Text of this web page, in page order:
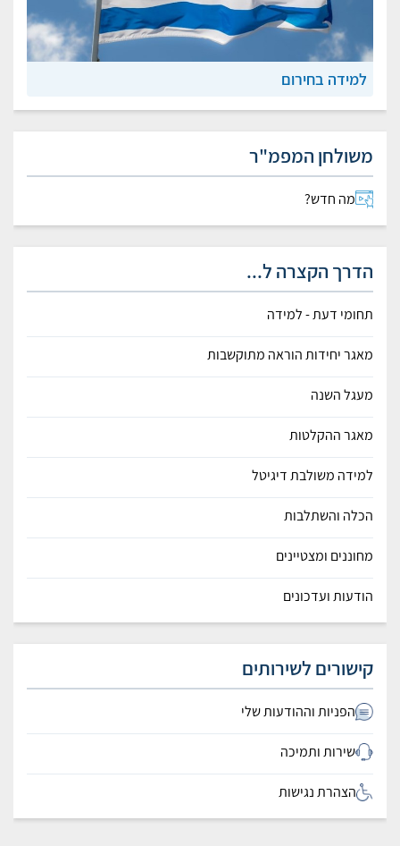
למידה בחירום
משולחן המפמ"ר
מה חדש?
הדרך הקצרה ל...
תחומי דעת - למידה
מאגר יחידות הוראה מתוקשבות
מעגל השנה
מאגר ההקלטות
למידה משולבת דיגיטל
הכלה והשתלבות
מחוננים ומצטיינים
הודעות ועדכונים
קישורים לשירותים
הפניות וההודעות שלי
שירות ותמיכה
הצהרת נגישות